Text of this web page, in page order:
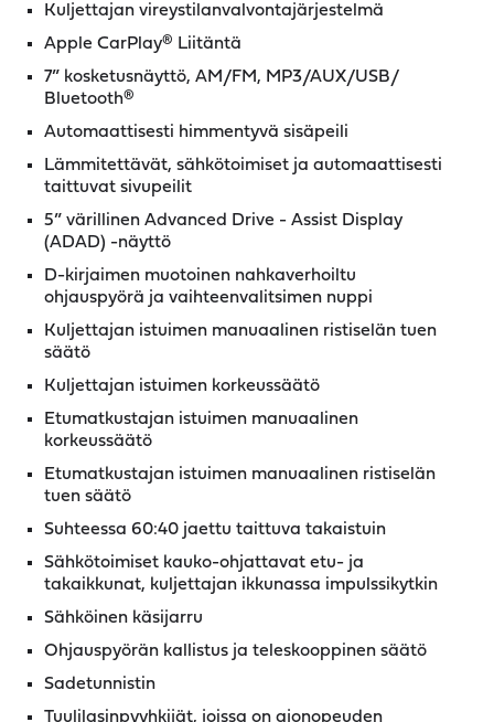
Kuljettajan vireystilanvalvontajärjestelmä
Apple CarPlay® Liitäntä
7” kosketusnäyttö, AM/FM, MP3/AUX/USB/
Bluetooth®
Automaattisesti himmentyvä sisäpeili
Lämmitettävät, sähkötoimiset ja automaattisesti
taittuvat sivupeilit
5” värillinen Advanced Drive - Assist Display
(ADAD) -näyttö
D-kirjaimen muotoinen nahkaverhoiltu
ohjauspyörä ja vaihteenvalitsimen nuppi
Kuljettajan istuimen manuaalinen ristiselän tuen
säätö
Kuljettajan istuimen korkeussäätö
Etumatkustajan istuimen manuaalinen
korkeussäätö
Etumatkustajan istuimen manuaalinen ristiselän
tuen säätö
Suhteessa 60:40 jaettu taittuva takaistuin
Sähkötoimiset kauko-ohjattavat etu- ja
takaikkunat, kuljettajan ikkunassa impulssikytkin
Sähköinen käsijarru
Ohjauspyörän kallistus ja teleskooppinen säätö
Sadetunnistin
Tuulilasinpyyhkijät, joissa on ajonopeuden